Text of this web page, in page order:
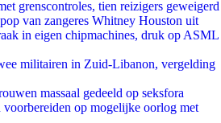
grenscontroles, tien reizigers geweigerd
van zangeres Whitney Houston uit
in eigen chipmachines, druk op ASML
militairen in Zuid-Libanon, vergelding
massaal gedeeld op seksfora
op mogelijke oorlog met